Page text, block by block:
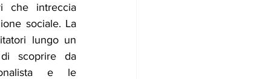
che intreccia
sociale. La
lungo un
scoprire da
e le